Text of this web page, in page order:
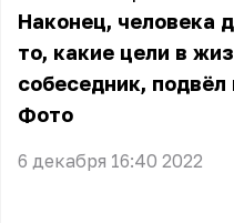
Наконец, человека
то, какие цели в
собеседник, подвёл
Фото
6 декабря 16:40 2022